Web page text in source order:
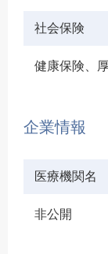
社会保険
健康保険、
企業情報
医療機関名
非公開